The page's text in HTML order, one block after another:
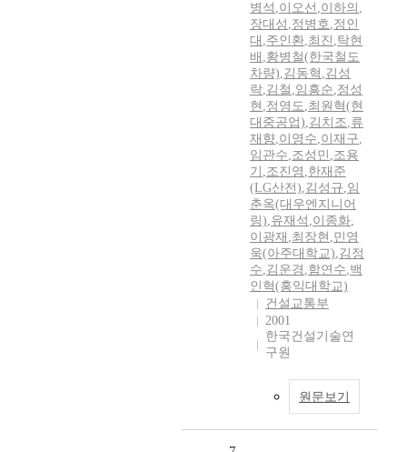
병석 ,이오선 ,이하의 ,
장대성 ,정병호,정인
대 ,주인환,최진 ,탁현
배 ,황병철(한국철도
차량),김동혁 ,김성
락,김철 ,임흥순,정성
현 ,정영도,최원혁(현
대중공업),김치조,류
재향,이영수,이재구,
임관수,조성민 ,조용
기 ,조진영 ,한재준
(LG산전),김성규,임
춘옥(대우엔지니어
링),유재석 ,이종화,
이광재 ,최장현 ,민영
욱(아주대학교),김정
수,김운경 ,함연수,백
인혁(홍익대학교)
건설교통부
2001
한국건설기술연
구원
원문보기